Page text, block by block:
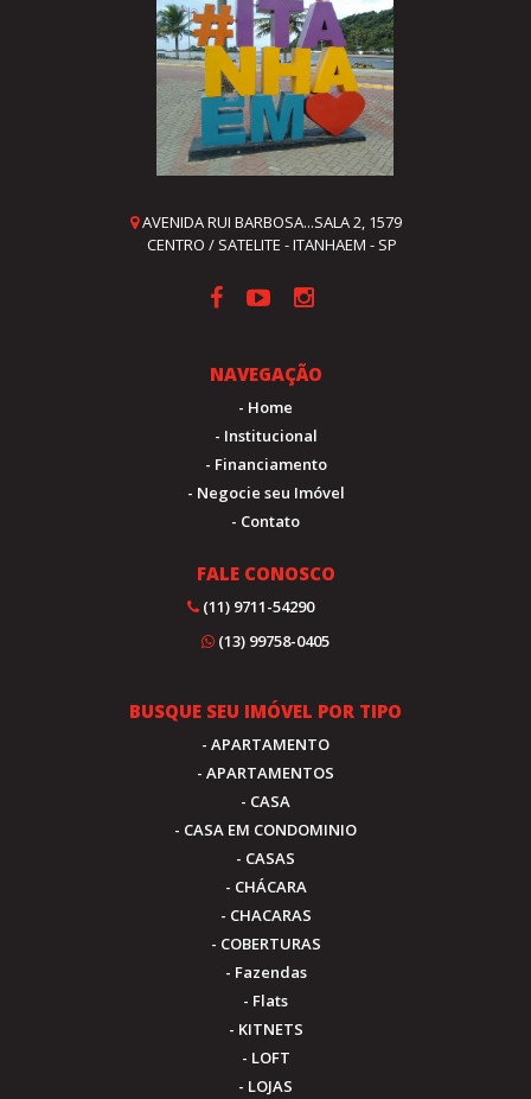
AVENIDA RUI BARBOSA...SALA 2, 1579
CENTRO / SATELITE - ITANHAEM - SP
NAVEGAÇÃO
- Home
- Institucional
- Financiamento
- Negocie seu Imóvel
- Contato
FALE CONOSCO
(11) 9711-54290
(13) 99758-0405
BUSQUE SEU IMÓVEL POR TIPO
- APARTAMENTO
- APARTAMENTOS
- CASA
- CASA EM CONDOMINIO
- CASAS
- CHÁCARA
- CHACARAS
- COBERTURAS
- Fazendas
- Flats
- KITNETS
- LOFT
- LOJAS